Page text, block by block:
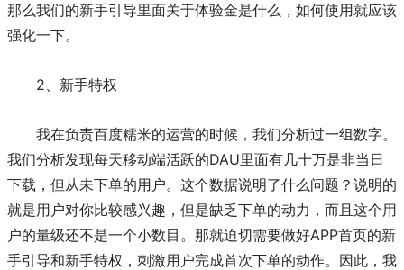
那么我们的新手引导里面关于体验金是什么，如何使用就应该
强化一下。
2、新手特权
我在负责百度糯米的运营的时候，我们分析过一组数字。
我们分析发现每天移动端活跃的DAU里面有几十万是非当日
下载，但从未下单的用户。这个数据说明了什么问题？说明的
就是用户对你比较感兴趣，但是缺乏下单的动力，而且这个用
户的量级还不是一个小数目。那就迫切需要做好APP首页的新
手引导和新手特权，刺激用户完成首次下单的动作。因此，我